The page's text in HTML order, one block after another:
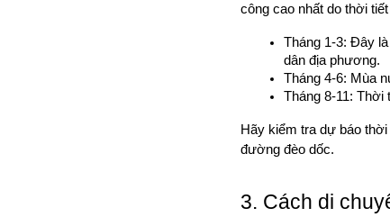
công cao nhất do thời
Tháng 1-3: Đây
dân địa phương.
Tháng 4-6: Mùa
Tháng 8-11: Thời
Hãy kiểm tra dự báo
đường đèo dốc.
3. Cách di